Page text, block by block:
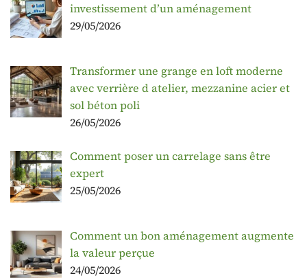
investissement d’un aménagement
29/05/2026
Transformer une grange en loft moderne
avec verrière d atelier, mezzanine acier et
sol béton poli
26/05/2026
Comment poser un carrelage sans être
expert
25/05/2026
Comment un bon aménagement augmente
la valeur perçue
24/05/2026